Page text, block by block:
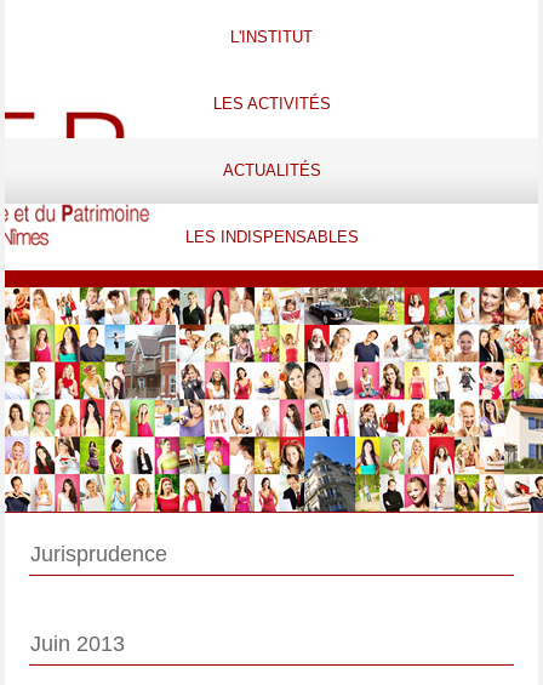
L'INSTITUT
LES ACTIVITÉS
ACTUALITÉS
LES INDISPENSABLES
Jurisprudence
Juin 2013